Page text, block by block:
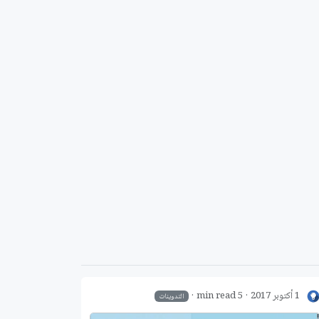
1 أكتوبر 2017 5 min read التدوينات